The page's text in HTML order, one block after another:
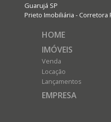
Guarujá SP
Prieto Imobiliária - Corretora
HOME
IMÓVEIS
Venda
Locação
Lançamentos
EMPRESA